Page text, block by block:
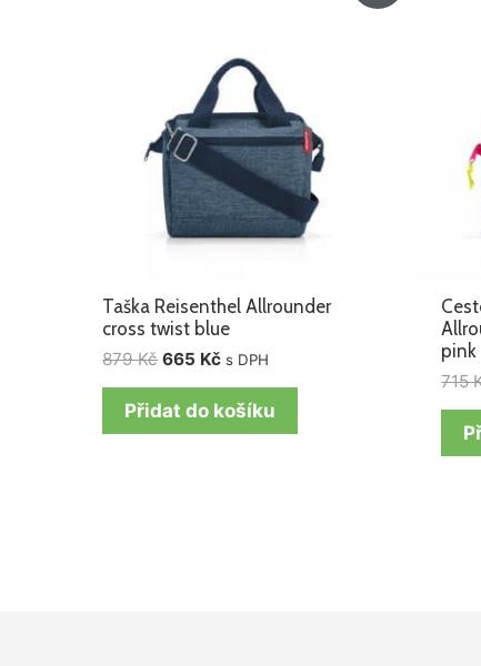
Taška Reisenthel Allrounder
cross twist blue
879Kč 665 Kč s DPH
Přidat do košíku
pink
715